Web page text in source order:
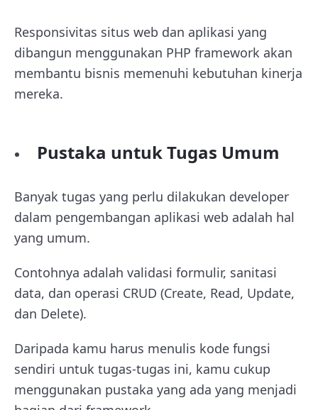
Responsivitas situs web dan aplikasi yang
dibangun menggunakan PHP framework akan
membantu bisnis memenuhi kebutuhan kinerja
mereka.
Pustaka untuk Tugas Umum
Banyak tugas yang perlu dilakukan developer
dalam pengembangan aplikasi web adalah hal
yang umum.
Contohnya adalah validasi formulir, sanitasi
data, dan operasi CRUD (Create, Read, Update,
dan Delete).
Daripada kamu harus menulis kode fungsi
sendiri untuk tugas-tugas ini, kamu cukup
menggunakan pustaka yang ada yang menjadi